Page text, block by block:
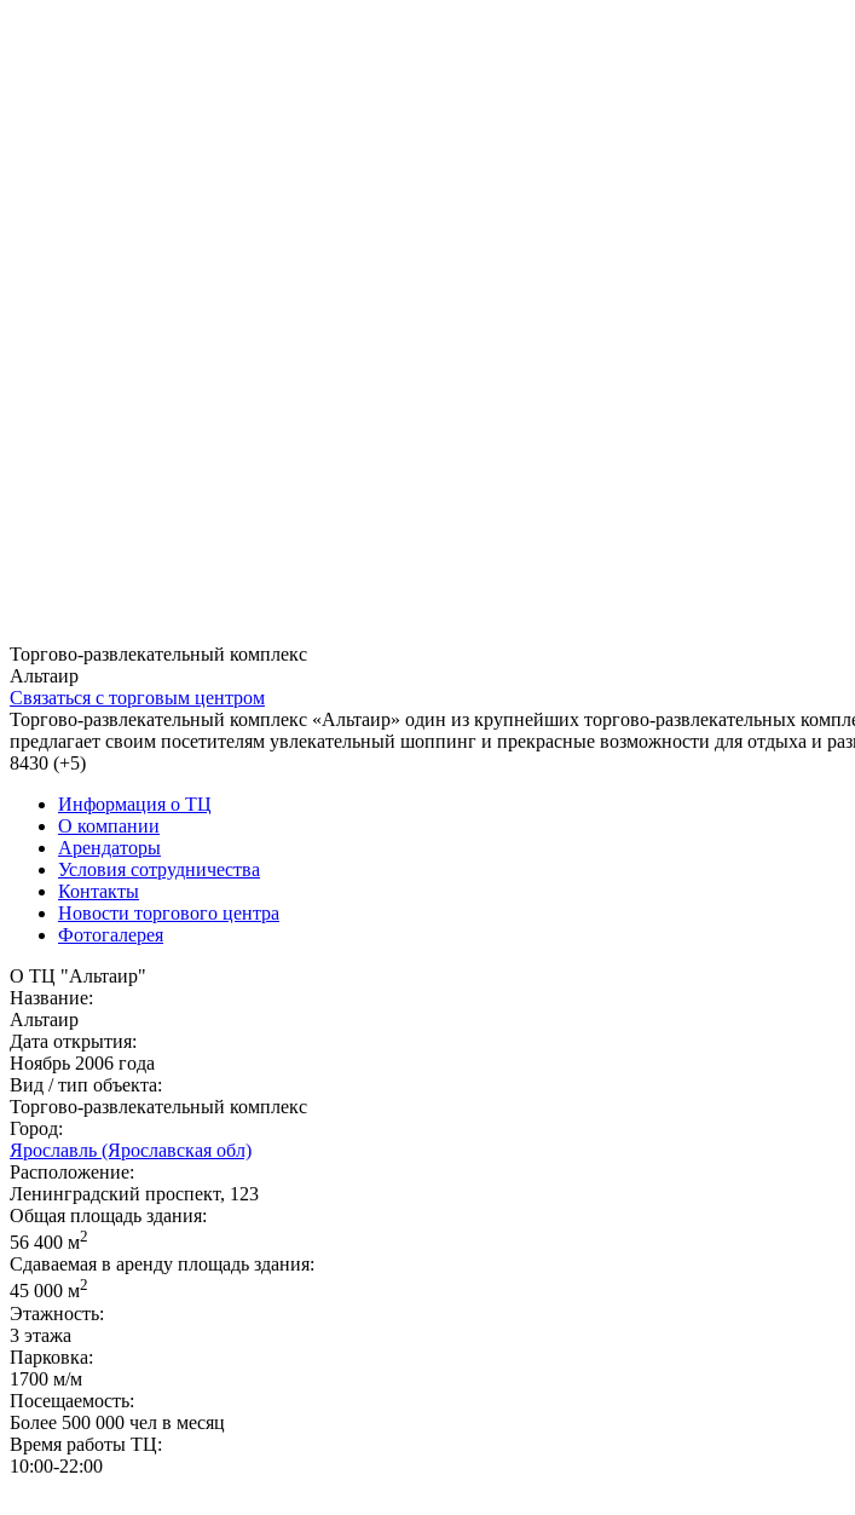
Торгово-развлекательный комплекс
Альтаир
Связаться с торговым центром
Торгово-развлекательный комплекс «Альтаир» один из крупнейших торгово-развлекательных
предлагает своим посетителям увлекательный шоппинг и прекрасные возможности для отдыха и
8430 (+5)
Информация о ТЦ
О компании
Арендаторы
Условия сотрудничества
Контакты
Новости торгового центра
Фотогалерея
О ТЦ "Альтаир"
Название:
Альтаир
Дата открытия:
Ноябрь 2006 года
Вид / тип объекта:
Торгово-развлекательный комплекс
Город:
Ярославль (Ярославская обл)
Расположение:
Ленинградский проспект, 123
Общая площадь здания:
56 400 м2
Сдаваемая в аренду площадь здания:
45 000 м2
Этажность:
3 этажа
Парковка:
1700 м/м
Посещаемость:
Более 500 000 чел в месяц
Время работы ТЦ:
10:00-22:00